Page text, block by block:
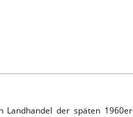
der späten